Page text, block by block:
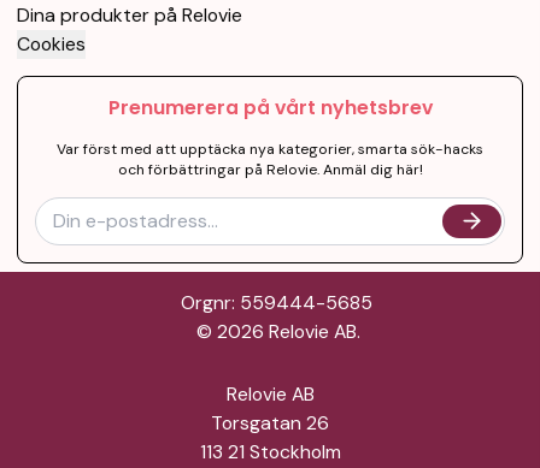
Dina produkter på Relovie
Cookies
Prenumerera på vårt nyhetsbrev
Var först med att upptäcka nya kategorier, smarta sök-hacks
och förbättringar på Relovie. Anmäl dig här!
Orgnr: 559444-5685
© 2026 Relovie AB.
Relovie AB
Torsgatan 26
113 21 Stockholm